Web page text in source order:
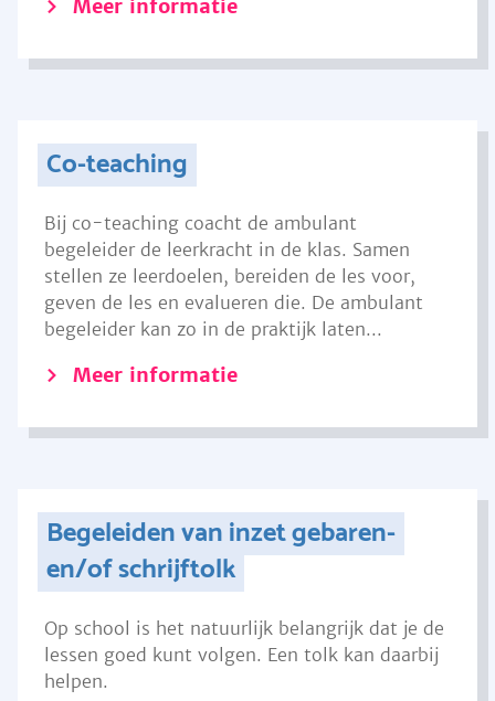
Meer informatie
Co-teaching
Bij co-teaching coacht de ambulant
begeleider de leerkracht in de klas. Samen
stellen ze leerdoelen, bereiden de les voor,
geven de les en evalueren die. De ambulant
begeleider kan zo in de praktijk laten...
Meer informatie
Begeleiden van inzet gebaren-
en/of schrijftolk
Op school is het natuurlijk belangrijk dat je de
lessen goed kunt volgen. Een tolk kan daarbij
helpen.